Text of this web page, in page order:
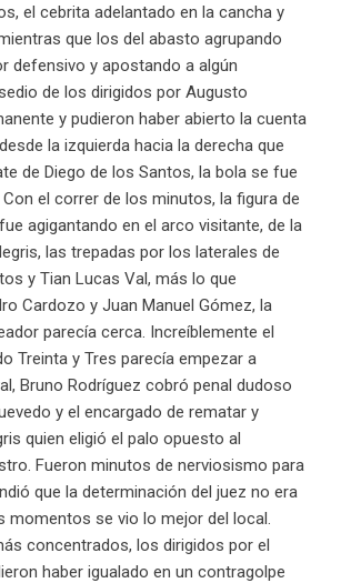
el cebrita adelantado en la cancha y
que los del abasto agrupando
defensivo y apostando a algún
de los dirigidos por Augusto
y pudieron haber abierto la cuenta
la izquierda hacia la derecha que
de Diego de los Santos, la bola se fue
el correr de los minutos, la figura de
agigantando en el arco visitante, de la
las trepadas por los laterales de
y Tian Lucas Val, más lo que
Cardozo y Juan Manuel Gómez, la
parecía cerca. Increíblemente el
Treinta y Tres parecía empezar a
Bruno Rodríguez cobró penal dudoso
y el encargado de rematar y
quien eligió el palo opuesto al
Fueron minutos de nerviosismo para
que la determinación del juez no era
momentos se vio lo mejor del local.
concentrados, los dirigidos por el
haber igualado en un contragolpe